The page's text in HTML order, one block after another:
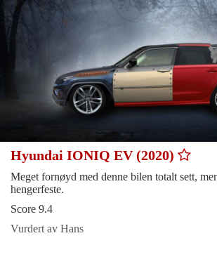
Hyundai IONIQ EV (2020)
Meget fornøyd med denne bilen totalt sett,
hengerfeste.
Score 9.4
Vurdert av Hans